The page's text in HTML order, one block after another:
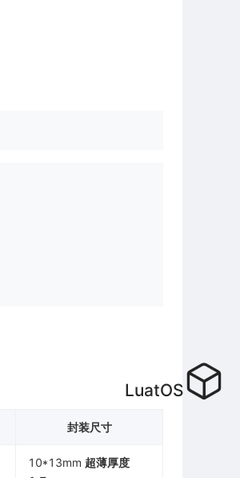
LuatOS
封装尺寸
10*13mm 超薄厚度